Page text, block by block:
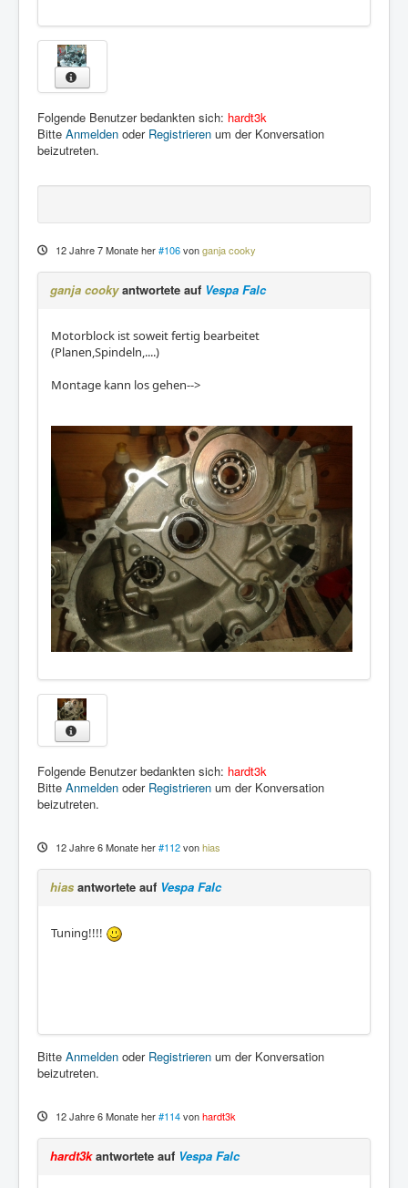
Folgende Benutzer bedankten sich: hardt3k
Bitte Anmelden oder Registrieren um der Konversation
beizutreten.
12 Jahre 7 Monate her #106 vonganja cooky
ganja cookyantwortete auf Vespa Falc
Motorblock ist soweit fertig bearbeitet
(Planen,Spindeln,....)
Montage kann los gehen-->
Folgende Benutzer bedankten sich: hardt3k
Bitte Anmelden oder Registrieren um der Konversation
beizutreten.
12 Jahre 6 Monate her #112 vonhias
hias antwortete auf Vespa Falc
Tuning!!!!
Bitte Anmelden oder Registrieren um der Konversation
beizutreten.
12 Jahre 6 Monate her #114 vonhardt3k
hardt3kantwortete auf Vespa Falc